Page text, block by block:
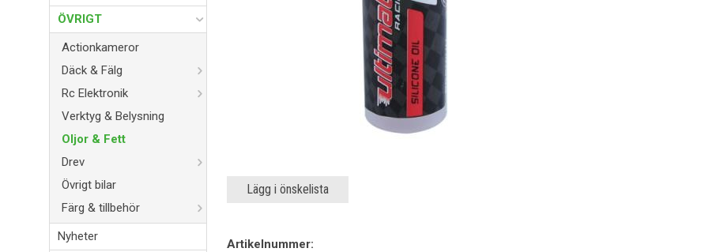
ÖVRIGT
Actionkameror
Däck & Fälg
Rc Elektronik
Verktyg & Belysning
Oljor & Fett
Drev
Övrigt bilar
Färg & tillbehör
Nyheter
Lägg i önskelista
Artikelnummer: